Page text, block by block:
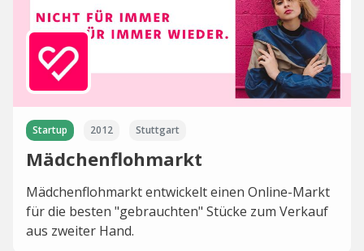
Startup 2012 Stuttgart
Mädchenflohmarkt
Mädchenflohmarkt entwickelt einen Online-Markt
für die besten "gebrauchten" Stücke zum Verkauf
aus zweiter Hand.